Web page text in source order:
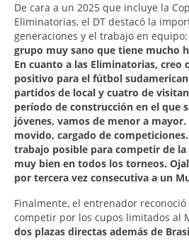
De cara a un 2025 que incluye la
Eliminatorias, el DT destacó la
generaciones y el trabajo en equipo:
grupo muy sano que tiene mucho
En cuanto a las Eliminatorias, creo
positivo para el fútbol
partidos de local y cuatro de
período de construcción en el que
jóvenes, vamos de menor a
movido, cargado de
trabajo posible para competir de
muy bien en todos los torneos.
por tercera vez consecutiva a un
Finalmente, el entrenador
competir por los cupos limitados al
dos plazas directas además de